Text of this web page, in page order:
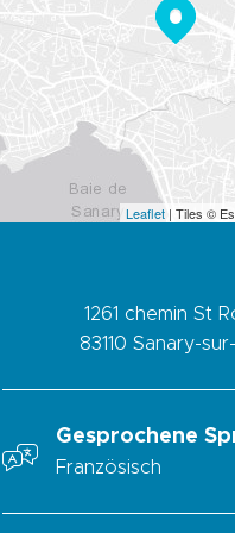
Leaflet | Tiles ©
1261 chemin St
83110 Sanary-
Gesprochene
Französisch